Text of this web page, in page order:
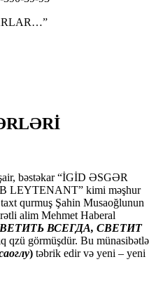
bəstəkar “İGİD ƏSGƏR
kimi məşhur
qurmuş Şahin Musaoğlunun
alim Mehmet Haberal
ВСЕГДА, СВЕТИТ
qzü görmüşdür. Bu münasibətlə
) təbrik edir və yeni – yeni